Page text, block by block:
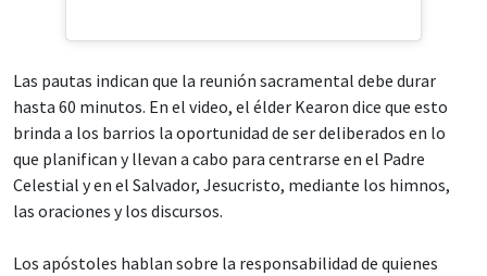
Las pautas indican que la reunión sacramental debe durar
hasta 60 minutos. En el video, el élder Kearon dice que esto
brinda a los barrios la oportunidad de ser deliberados en lo
que planifican y llevan a cabo para centrarse en el Padre
Celestial y en el Salvador, Jesucristo, mediante los himnos,
las oraciones y los discursos.
Los apóstoles hablan sobre la responsabilidad de quienes